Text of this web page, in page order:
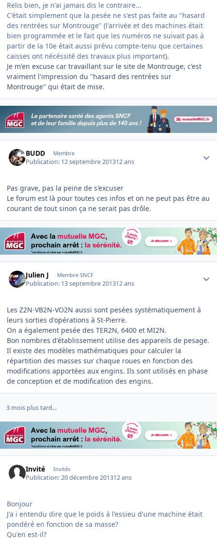
Relis bien, je n'ai jamais dis le contraire...
C'était simplement que la pesée ne s'est pas faite au "hasard
des rentrées sur Montrouge" (l'arrivée et des machines était
bien programmée et le fait que les numéros ne suivait pas à
partir de la 10e était aussi prévu compte-tenu que certaines
caisses ont nécéssité des travaux plus important).
Je m'en excuse car travaillant sur le site de Montrouge, c'est
vraiment l'impression du "hasard des rentrées sur
Montrouge" qui était de mise.
BUDD Membre
Publication: 12 septembre 201312 ans
Pas grave, pas la peine de s'excuser
Le forum est là pour toutes ces infos et on ne peut pas être au
courant de tout sinon ça ne serait pas drôle.
Julien J Membre SNCF
Publication: 13 septembre 201312 ans
Les Z2N-VB2N-VO2N aussi sont pesées systématiquement à
leurs sorties d'opérations à St-Pierre.
On a également pesée des TER2N, 6400 et MI2N.
Bon nombres d'établissement utilise des appareils de pesage.
Il existe des modèles mathématiques pour calculer la
répartition des masses sur chaque roues en fonction des
modifications apportées aux engins. Ils sont utilisés en phase
de conception et de modification des engins.
3 mois plus tard...
Invité Invités
Publication:20 décembre 201312 ans
Bonjour
J'a i entendu dire que le poids à l'essieu d'une machine était
pondéré en fonction de sa masse?
Qu'en est-il?